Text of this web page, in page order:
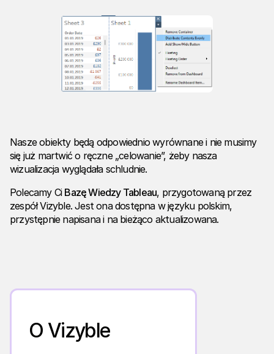
Nasze obiekty będą odpowiednio wyrównane i nie musimy
się już martwić o ręczne „celowanie”, żeby nasza
wizualizacja wyglądała schludnie.
Polecamy Ci Bazę Wiedzy Tableau, przygotowaną przez
zespół Vizyble. Jest ona dostępna w języku polskim,
przystępnie napisana i na bieżąco aktualizowana.
O Vizyble